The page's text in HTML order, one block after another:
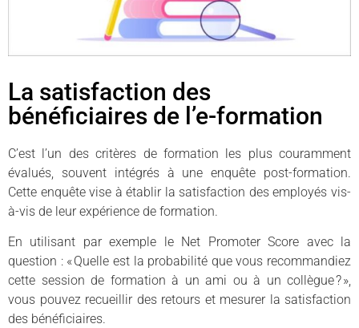
La satisfaction des
bénéficiaires de l’e-formation
C’est l’un des critères de formation les plus couramment
évalués, souvent intégrés à une enquête post-formation.
Cette enquête vise à établir la satisfaction des employés vis-
à-vis de leur expérience de formation.
En utilisant par exemple le Net Promoter Score avec la
question : « Quelle est la probabilité que vous recommandiez
cette session de formation à un ami ou à un collègue ? »,
vous pouvez recueillir des retours et mesurer la satisfaction
des bénéficiaires.